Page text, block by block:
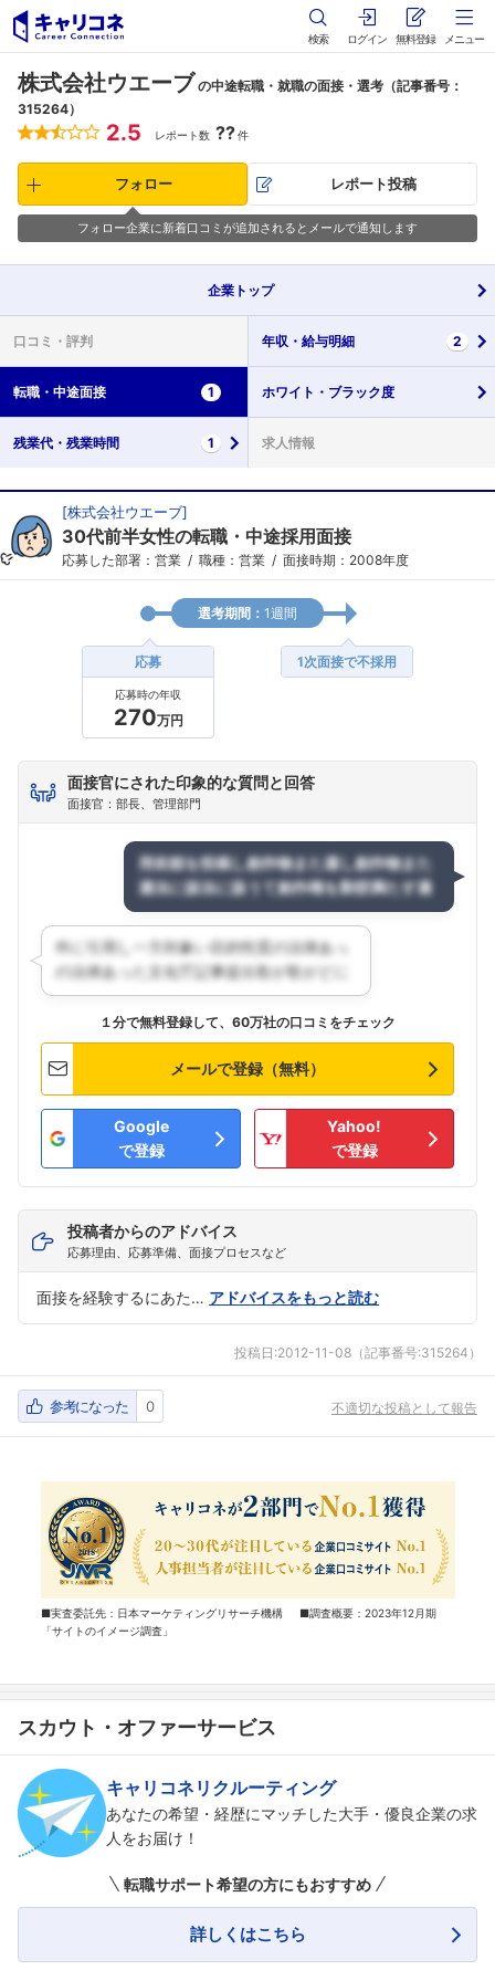
検索 ログイン 無料登録 メニュー
株式会社ウエーブ の中途転職・就職の面接・選考（記事番号：
315264）
2.5 レポート数 ??件
フォロー レポート投稿
フォロー企業に新着口コミが追加されるとメールで通知します
企業 トップ
口コミ・ 評判 年収・ 給与明細 2
転職・ 中途面接 1 ホワイト・ ブラック度
残業代・ 残業時間 1 求人情報
[株式会社ウエーブ]
30代前半女性の転職・中途採用面接
応募した部署：営業 職種：営業 面接時期：2008年度
選考期間： 1週間
応募
応募時の年収
270万円
1次面接で不採用
面接官にされた印象的な質問と回答
面接官：部長、管理部門
１分で無料登録して、60万社の口コミをチェック
メールで登録（無料）
Google
で登録
Yahoo!
で登録
投稿者からのアドバイス
応募理由、応募準備、面接プロセスなど
面接を経験するにあた… アドバイスをもっと読む
投稿日:2012-11-08 （記事番号:315264）
参考になった 0 不適切な投稿として報告
■実査委託先：日本マーケティングリサーチ機構 ■調査概要：2023年12月期
「サイトのイメージ調査」
スカウト・オファーサービス
キャリコネリクルーティング
あなたの希望・経歴にマッチした大手・優良企業の求
人をお届け！
転職サポート希望の方にもおすすめ
詳しくはこちら